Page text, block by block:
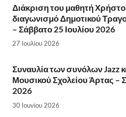
Διάκριση του μαθητή
διαγωνισμό Δημοτικού
– Σάββατο 25 Ιουλίου 2026
27 Ιουλίου 2026
Συναυλία των συνόλων Jazz
Μουσικού Σχολείου Άρτας –
2026
30 Ιουνίου 2026